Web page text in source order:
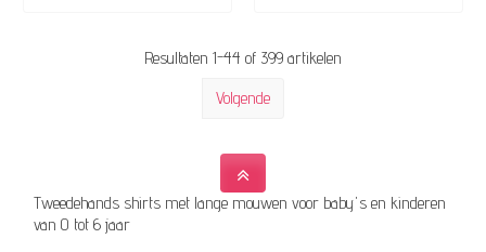
Resultaten 1-44 of 399 artikelen
Volgende
Tweedehands shirts met lange mouwen voor baby's en kinderen
van 0 tot 6 jaar